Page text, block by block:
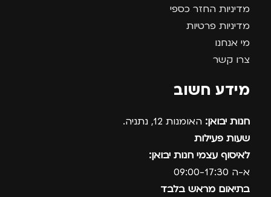
מדיניות החזר כספי
מדיניות פרטיות
מי אנחנו
צרו קשר
מידע חשוב
חנות יבואן: האומנות 12, נתניה.
שעות פעילות
לאיסוף עצמי חנות יבואן:
א-ה 09:00-17:30
בתיאום מראש בלבד